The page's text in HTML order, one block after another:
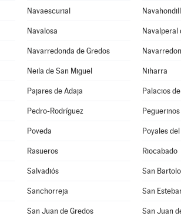
Navaescurial
Navalosa Navalperal
Navarredonda de Gredos
Neila de San Miguel Niharra
Pajares de Adaja Palacios
Pedro-Rodríguez Peguerinos
Poveda Poyales
Rasueros Riocabado
Salvadiós San
Sanchorreja San
San Juan de Gredos San Juan